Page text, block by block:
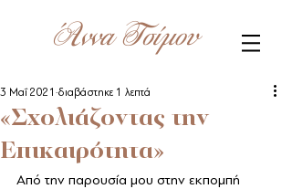
Άννα Τσίμου
«Σχολιάζοντας την
Επικαιρότητα»
3 Μαΐ 2021 διαβάστηκε 1 λεπτά
Από την παρουσία μου στην εκπομπή